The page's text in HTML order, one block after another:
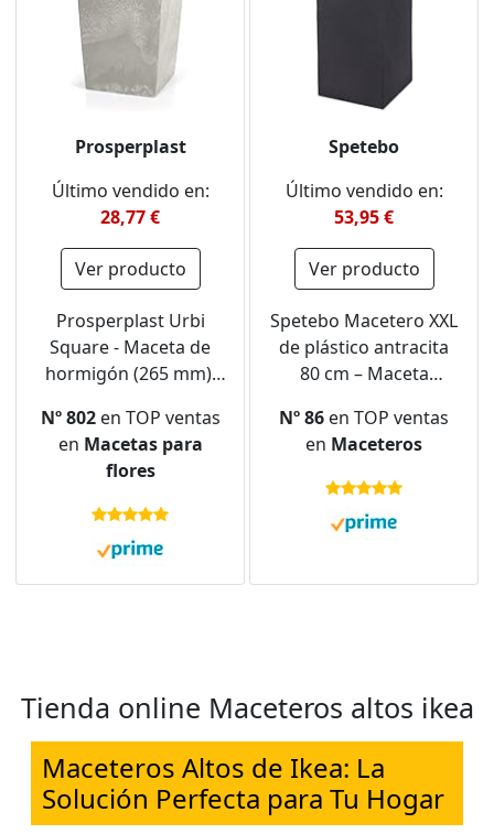
Prosperplast
Último vendido en:
28,77 €
Ver producto
Prosperplast Urbi
Square - Maceta de
hormigón (265 mm),
en 1, Incluye Maceta
de plástico
Rectangular
Nº 802en TOP ventas
en Macetas para
flores
Spetebo
Último vendido en:
53,95 €
Ver producto
Spetebo Macetero XXL
de plástico antracita
80 cm – Maceta
Macetero para plantas
Nº 86 en TOP ventas
en Maceteros
Tienda online Maceteros altos ikea
Maceteros Altos de Ikea: La
Solución Perfecta para Tu Hogar